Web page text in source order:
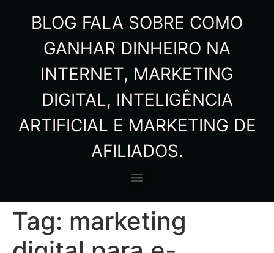
BLOG FALA SOBRE COMO
GANHAR DINHEIRO NA
INTERNET, MARKETING
DIGITAL, INTELIGÊNCIA
ARTIFICIAL E MARKETING DE
AFILIADOS.
Tag: marketing